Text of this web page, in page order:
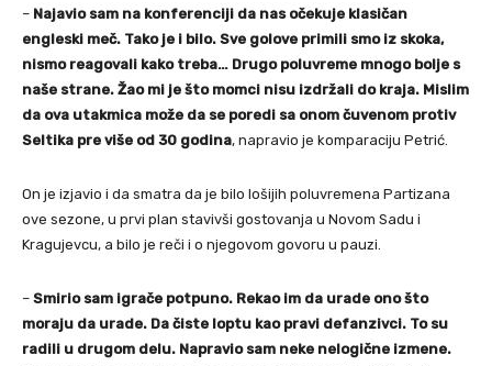
– Najavio sam na konferenciji da nas očekuje klasičan
engleski meč. Tako je i bilo. Sve golove primili smo iz skoka,
nismo reagovali kako treba… Drugo poluvreme mnogo bolje s
naše strane. Žao mi je što momci nisu izdržali do kraja. Mislim
da ova utakmica može da se poredi sa onom čuvenom protiv
Seltika pre više od 30 godina, napravio je komparaciju Petrić.
On je izjavio i da smatra da je bilo lošijih poluvremena Partizana
ove sezone, u prvi plan stavivši gostovanja u Novom Sadu i
Kragujevcu, a bilo je reči i o njegovom govoru u pauzi.
– Smirio sam igrače potpuno. Rekao im da urade ono što
moraju da urade. Da čiste loptu kao pravi defanzivci. To su
radili u drugom delu. Napravio sam neke nelogične izmene.